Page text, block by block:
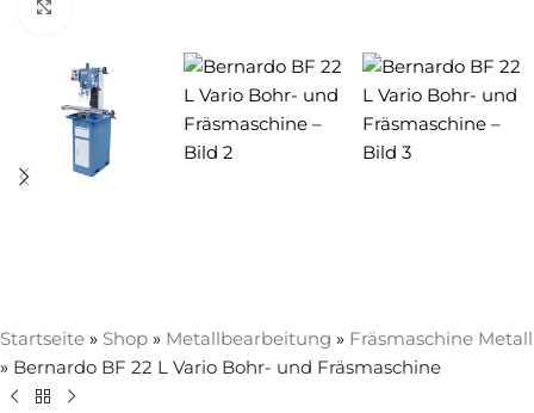
Startseite » Shop » Metallbearbeitung » Fräsmaschine Metall
» Bernardo BF 22 L Vario Bohr- und Fräsmaschine